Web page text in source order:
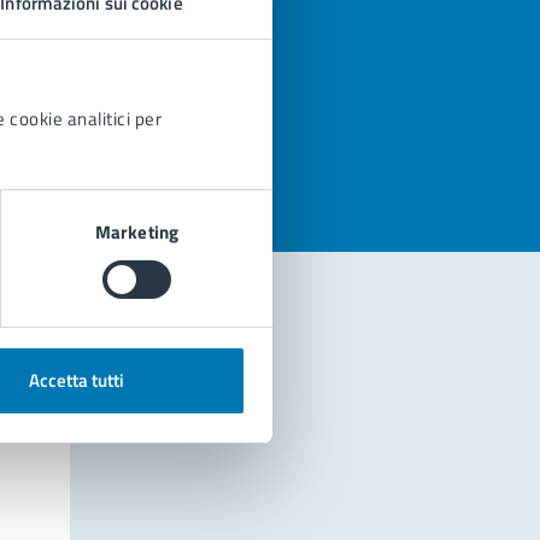
cookie analitici per
Marketing
Accetta tutti